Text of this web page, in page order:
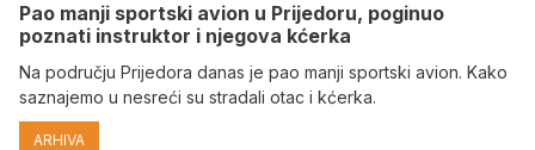
Pao manji sportski avion u Prijedoru, poginuo
poznati instruktor i njegova kćerka
Na području Prijedora danas je pao manji sportski avion. Kako
saznajemo u nesreći su stradali otac i kćerka.
ARHIVA